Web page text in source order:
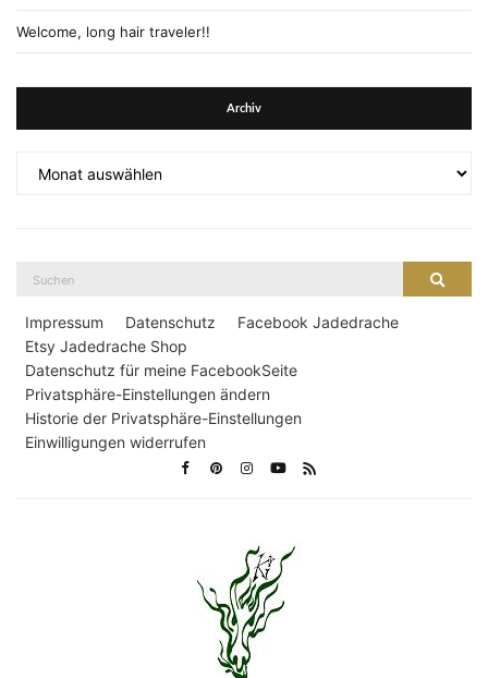
Welcome, long hair traveler!!
Archiv
Suche
Impressum Datenschutz
Facebook Jadedrache
Etsy Jadedrache Shop
Datenschutz für meine FacebookSeite
Privatsphäre-Einstellungen ändern
Historie der Privatsphäre-Einstellungen
Einwilligungen widerrufen